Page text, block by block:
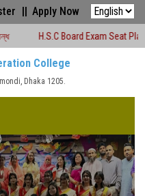
Apply Now
Board Exam Seat Plan ( TEJGAON
College
Dhaka 1205.